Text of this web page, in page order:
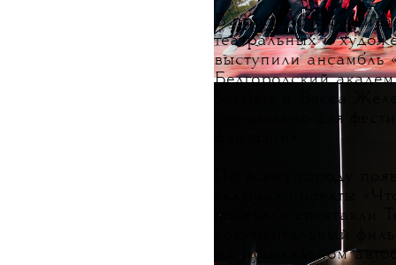
В программу
театральных и
выступили ансамбль
Белгородский
Settlers и Васса
специально для
По всему городу
включая проекты
посетили спектакли
документальный
на музыкальном